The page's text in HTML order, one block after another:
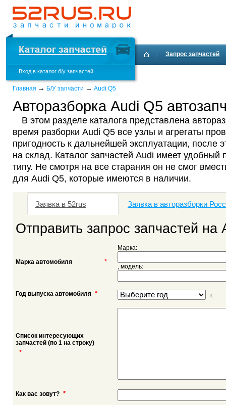
Вход в каталог б/у запчастей
Запрос запчастей
Главная → Б/У запчасти → Audi Q5
Авторазборка Audi Q5
В этом разделе каталога представлена
время разборки Audi Q5 все узлы и агрегаты
пригодность к дальнейшей эксплуатации, после
на склад. Каталог запчастей Audi имеет удобный
типу. Не смотря на все старания он не смог
для Audi Q5, которые имеются в наличии.
Заявка в 52rus Заявка в авторазборки
Отправить запрос запчастей на
Марка автомобиля *
Марка:
, модель:
Год выпуска автомобиля * г.
Список интересующих
запчастей (по 1 на строку)
*
Как вас зовут? *